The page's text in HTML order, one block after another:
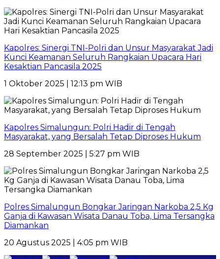
Kapolres: Sinergi TNI-Polri dan Unsur Masyarakat Jadi
Kunci Keamanan Seluruh Rangkaian Upacara Hari
Kesaktian Pancasila 2025
1 Oktober 2025 | 12:13 pm WIB
Kapolres Simalungun: Polri Hadir di Tengah
Masyarakat, yang Bersalah Tetap Diproses Hukum
28 September 2025 | 5:27 pm WIB
Polres Simalungun Bongkar Jaringan Narkoba 2,5 Kg
Ganja di Kawasan Wisata Danau Toba, Lima Tersangka
Diamankan
20 Agustus 2025 | 4:05 pm WIB